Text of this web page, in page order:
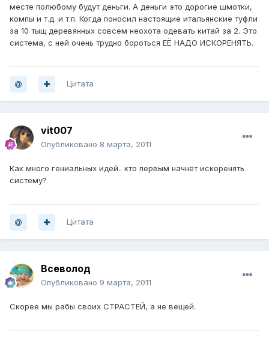
месте полюбому будут деньги. А деньги это дорогие шмотки,
компы и т.д. и т.п. Когда поносил настоящие итальянские туфли
за 10 тыщ деревянных совсем неохота одевать китай за 2. Это
система, с ней очень трудно бороться ЕЁ НАДО ИСКОРЕНЯТЬ.
Цитата
vit007
Опубликовано 8 марта, 2011
Как много гениальных идей.. кто первым начнёт искоренять
систему?
Цитата
Всеволод
Опубликовано 9 марта, 2011
Скорее мы рабы своих СТРАСТЕЙ, а не вещей.